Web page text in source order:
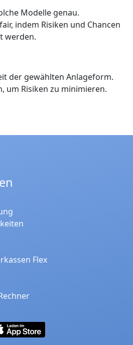
Modelle genau.
indem Risiken und Chancen
werden.
der gewählten Anlageform.
um Risiken zu minimieren.
Flex